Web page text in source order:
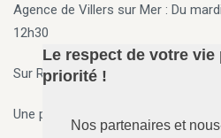
Le respect de votre vie
priorité !
Nos partenaires et
Agence de Villers sur Mer : Du
12h30
Sur Rendez vous en dehors des
Une permanence 7j/7, 24h/24 est